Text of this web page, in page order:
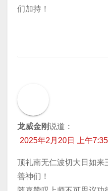
们加持！
龙威金刚说道：
2025年2月20日 上午7:35
顶礼南无仁波切大日如来
善神们！